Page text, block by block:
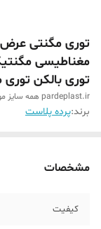
مغناطیسی
توری بالکن توری
pardeplast.ir همه سایز مورد نیاز شما داخل سایت
برند:پرده پلاست
مشخصات
کیفیت